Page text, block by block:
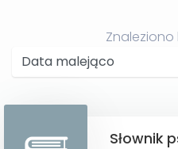
Znaleziono
Słownik